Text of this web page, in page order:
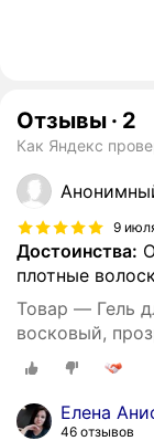
Отзывы · 2
Как Яндекс
9
Достоинства:
плотные
Товар — Гель
восковый,
Елена
46 отзывов